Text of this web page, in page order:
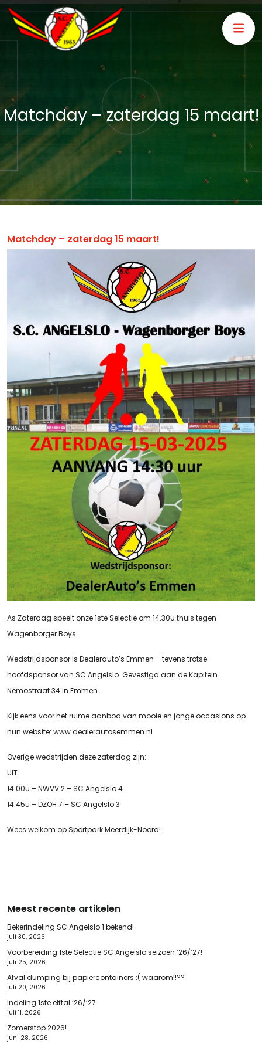
Matchday – zaterdag 15 maart!
Matchday – zaterdag 15 maart!
As Zaterdag speelt onze 1ste Selectie om 14.30u thuis tegen
Wagenborger Boys.
Wedstrijdsponsor is Dealerauto’s Emmen – tevens trotse
hoofdsponsor van SC Angelslo. Gevestigd aan de Kapitein
Nemostraat 34 in Emmen.
Kijk eens voor het ruime aanbod van mooie en jonge occasions op
hun website: www.dealerautosemmen.nl
Overige wedstrijden deze zaterdag zijn:
UIT
14.00u – NWVV 2 – SC Angelslo 4
14.45u – DZOH 7 – SC Angelslo 3
Wees welkom op Sportpark Meerdijk-Noord!
Meest recente artikelen
Bekerindeling SC Angelslo 1 bekend!
juli 30, 2026
Voorbereiding 1ste Selectie SC Angelslo seizoen ’26/’27!
juli 25, 2026
Afval dumping bij papiercontainers :( waarom!!??
juli 20, 2026
Indeling 1ste elftal ’26/’27
juli 11, 2026
Zomerstop 2026!
juni 28, 2026